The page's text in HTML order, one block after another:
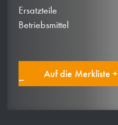
Ersatzteile
Betriebsmittel
Auf die Merkliste +